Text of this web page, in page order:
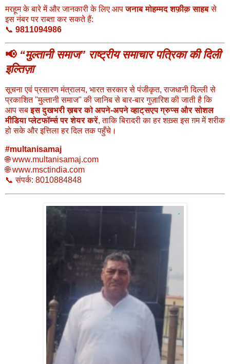
मरहूम के बारे में और जानकारी के लिए आपजनाब मोहम्मद शफ़ीक़ साहबसे
इस नंबर पर राब्ता कर सकते हैं:
📞 9811094986
📢 “मुल्तानी समाज” राष्ट्रीय समाचार पत्रिका की दिली
इल्तिज़ा
सूचना एवं प्रसारण मंत्रालय, भारत सरकार से पंजीकृत, राजधानी दिल्ली से
प्रकाशित "मुल्तानी समाज" की जानिब से बार-बार गुज़ारिश की जाती है कि
आप सबइस दुखभरी ख़बर को अपने-अपने व्हाट्सएप ग्रुप्स और सोशल
मीडिया प्लेटफॉर्म्स पर शेयर करें, ताकि बिरादरी का हर शख़्स इस ग़म में शरीक
हो सके और इत्तिला हर दिल तक पहुँचे।
#multanisamaj
🌐 www.multanisamaj.com
🌐 www.msctindia.com
📞 संपर्क: 8010884848